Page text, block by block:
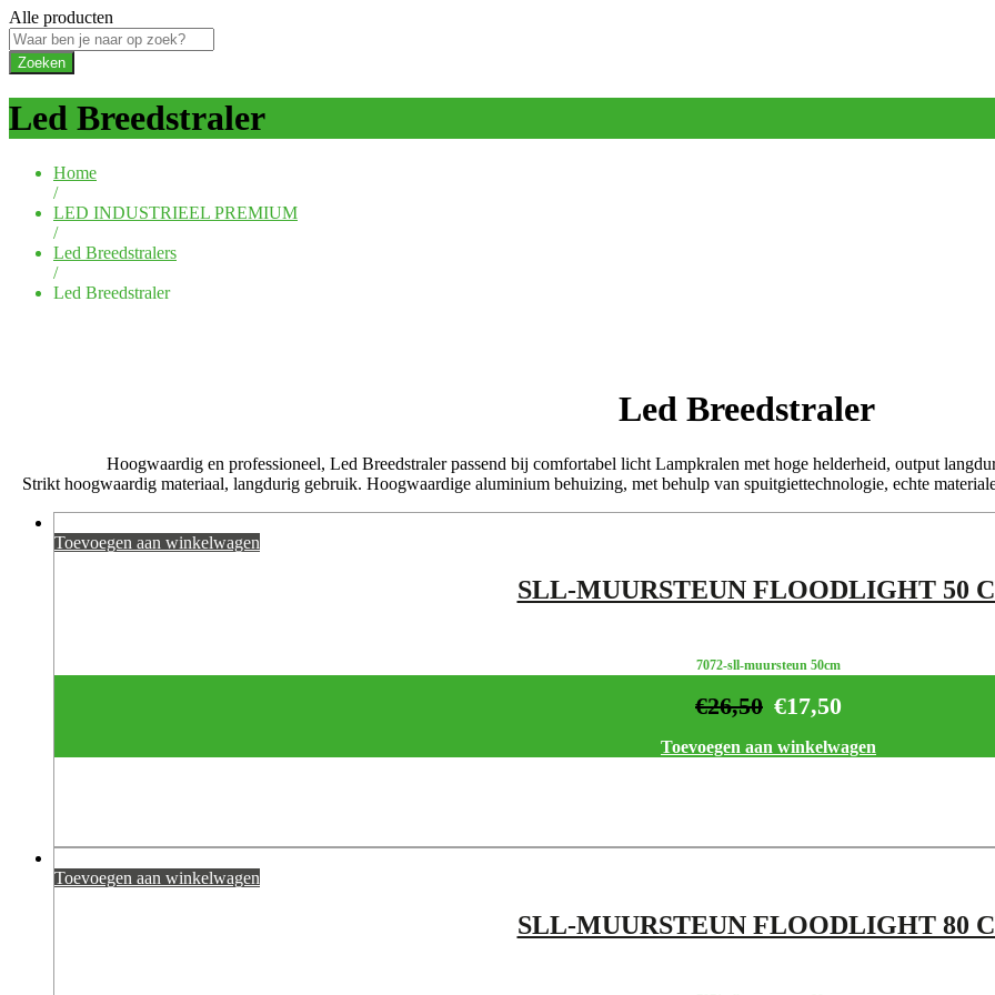
Alle producten
Zoeken
Led Breedstraler
Home
/
LED INDUSTRIEEL PREMIUM
/
Led Breedstralers
/
Led Breedstraler
Led Breedstraler
Hoogwaardig en professioneel, Led Breedstraler passend bij comfortabel licht Lampkralen met hoge helderheid, output
Strikt hoogwaardig materiaal, langdurig gebruik. Hoogwaardige aluminium behuizing, met behulp van spuitgiettechnologie, echte
Toevoegen aan winkelwagen
SLL-MUURSTEUN FLOODLIGHT 50
7072-sll-muursteun 50cm
€17,50
€26,50
Toevoegen aan winkelwagen
Toevoegen aan winkelwagen
SLL-MUURSTEUN FLOODLIGHT 80